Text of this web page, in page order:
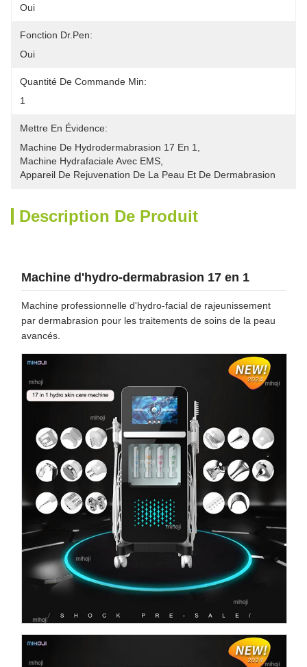
Oui
Fonction Dr.Pen:
Oui
Quantité De Commande Min:
1
Mettre En Évidence:
Machine De Hydrodermabrasion 17 En 1
Machine Hydrafaciale Avec EMS
Appareil De Rejuvenation De La Peau Et De Dermabrasion
Description De Produit
Machine d'hydro-dermabrasion 17 en 1
Machine professionnelle d'hydro-facial de rajeunissement
par dermabrasion pour les traitements de soins de la peau
avancés.